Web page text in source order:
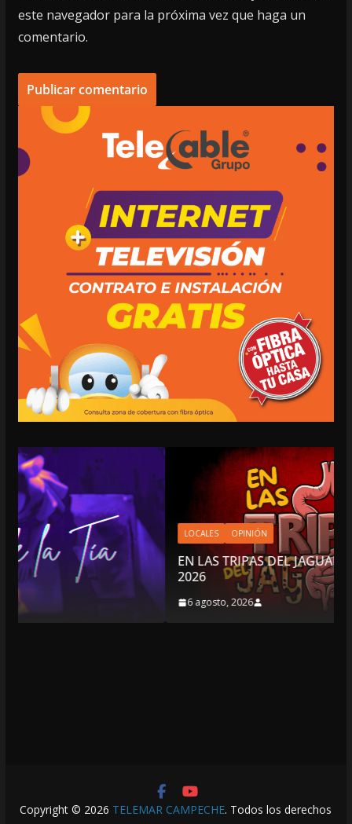
este navegador para la próxima vez que haga un
comentario.
LOCALES OPINIÓN
EN LAS TRIPAS DEL JAGUAR: 06 DE AGOSTO DE
2026
6 agosto, 2026
Copyright © 2026 TELEMAR CAMPECHE. Todos los derechos